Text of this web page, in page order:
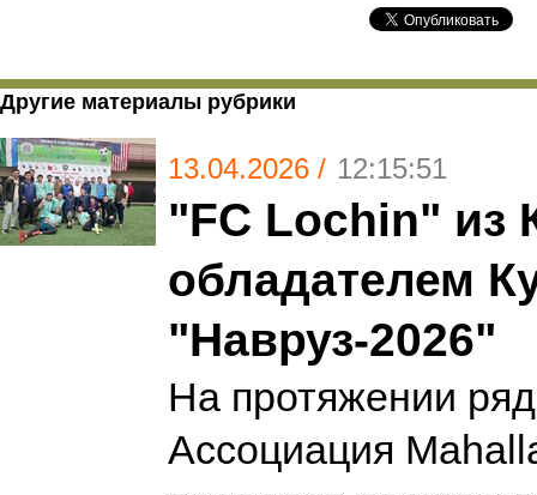
Другие материалы рубрики
13.04.2026 / 12:15:51
"FC Lochin" из
обладателем
"Навруз-2026"
На протяжении
Ассоциация